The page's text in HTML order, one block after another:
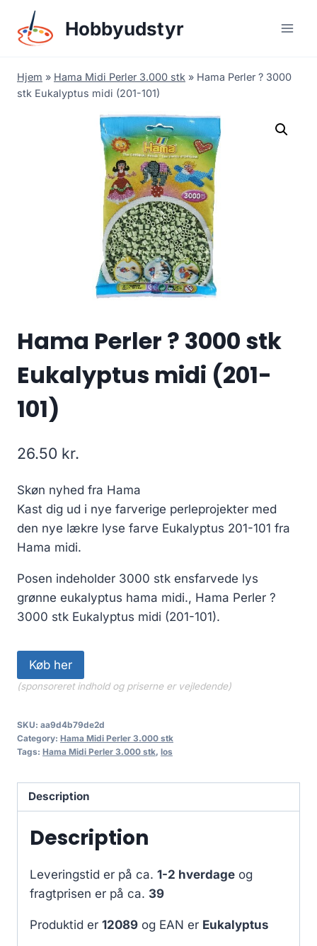
content
Hobbyudstyr
Hjem » Hama Midi Perler 3.000 stk » Hama Perler ? 3000
stk Eukalyptus midi (201-101)
Hama Perler ? 3000 stk
Eukalyptus midi (201-
101)
26.50 kr.
Skøn nyhed fra Hama
Kast dig ud i nye farverige perleprojekter med
den nye lækre lyse farve Eukalyptus 201-101 fra
Hama midi.
Posen indeholder 3000 stk ensfarvede lys
grønne eukalyptus hama midi., Hama Perler ?
3000 stk Eukalyptus midi (201-101).
Køb her
(sponsoreret indhold og priserne er vejledende)
SKU: aa9d4b79de2d
Category: Hama Midi Perler 3.000 stk
Tags: Hama Midi Perler 3.000 stk, los
Description
Description
Leveringstid er på ca. 1-2 hverdage og
fragtprisen er på ca. 39
Produktid er 12089 og EAN er Eukalyptus